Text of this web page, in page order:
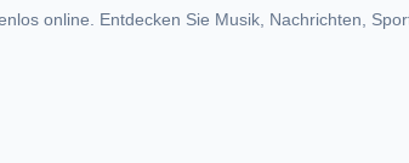
online. Entdecken Sie Musik, Nachrichten,